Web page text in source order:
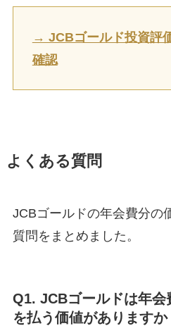
→ JCBゴールド投資評
確認
よくある質問
JCBゴールドの年会費分の
質問をまとめました。
Q1. JCBゴールドは年会
を払う価値がありますか